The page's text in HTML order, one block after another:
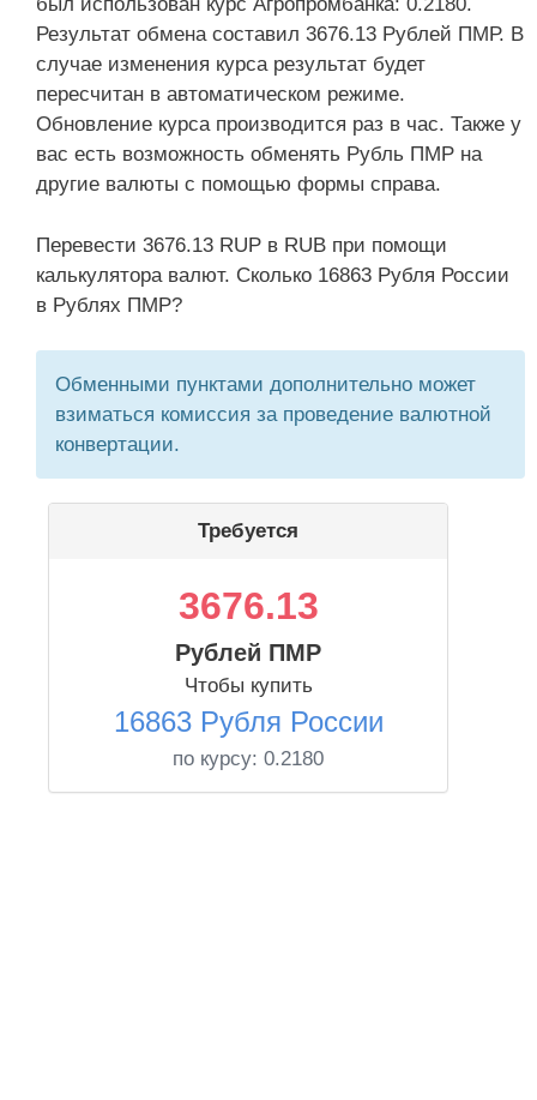
Результат обмена составил 3676.13 Рублей ПМР. В
случае изменения курса результат будет
пересчитан в автоматическом режиме.
Обновление курса производится раз в час. Также у
вас есть возможность обменять Рубль ПМР на
другие валюты с помощью формы справа.
Перевести 3676.13 RUP в RUB при помощи
калькулятора валют. Сколько 16863 Рубля России
в Рублях ПМР?
Обменными пунктами дополнительно может
взиматься комиссия за проведение валютной
конвертации.
Требуется
3676.13
Рублей ПМР
Чтобы купить
16863 Рубля России
по курсу: 0.2180